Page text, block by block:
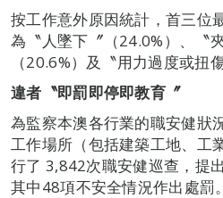
按工作意外原因統計，首三位
為〝人墜下〞（24.0%）、〝
（20.6%）及〝用力過度或扭
違者〝即罰即停即教育〞
為監察本澳各行業的職安健狀
工作場所（包括建築工地、工
行了 3,842次職安健巡查，提
其中48項不安全情況作出處罰。